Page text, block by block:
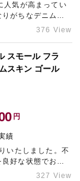
人気が高まってい
がちなデニムで
ャネルらしいエレ
ました。ギャラ
ナンバーワンを
376 View
スモール フラ
スキン ゴール
円
績
いたしました。不
好な状態でお持
ていただきまし
327 View